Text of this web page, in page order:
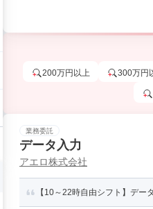
200万円以上 300万円
業務委託
データ入力
アエロ株式会社
【10～22時自由シフト】デー